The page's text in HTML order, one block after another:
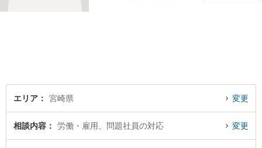
エリア 宮崎県 変更
相談内容 労働・雇用、問題社員の対応 変更